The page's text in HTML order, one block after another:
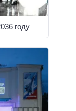
году